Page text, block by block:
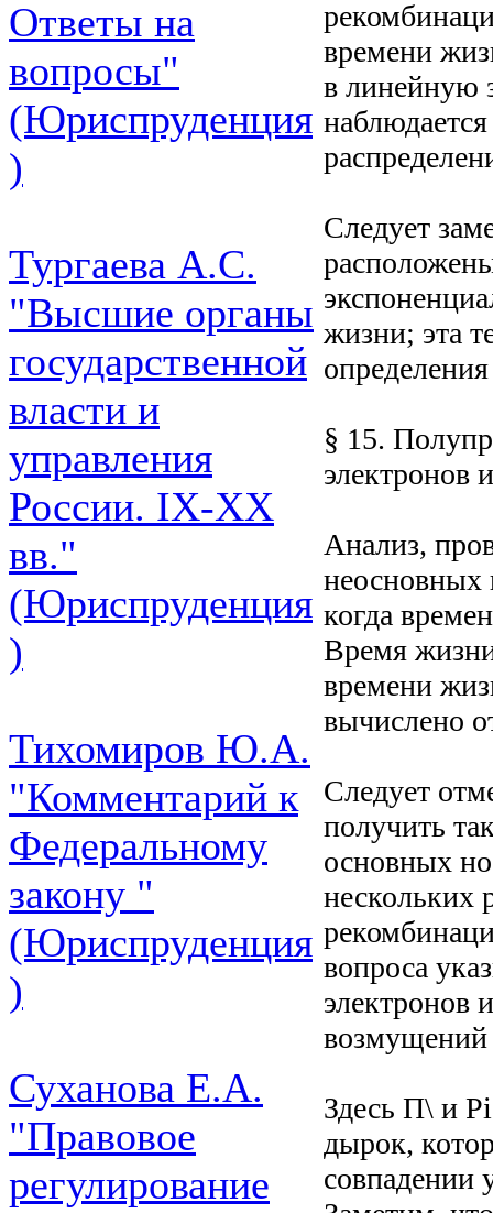
Ответы на
вопросы"
(Юриспруденция
)
Тургаева А.С.
"Высшие органы
государственной
власти и
управления
России. IХ-ХХ
вв."
(Юриспруденция
)
Тихомиров Ю.А.
"Комментарий к
Федеральному
закону "
(Юриспруденция
)
Суханова Е.А.
"Правовое
регулирование
времени
в линейную
Следует
жизни; эта
§ 15.
электронов
Анализ,
неосновных
когда
Время
времени
вычислено
Следует
получить
основных
нескольких
вопроса
электронов
возмущений
Здесь П\ и
дырок,
совпадении